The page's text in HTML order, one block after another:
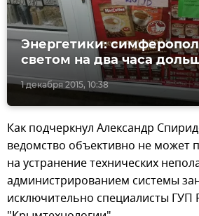
1 декабря 2015, 10:38
Энергетики:
светом на два часа
Как подчеркнул Александр
ведомство объективно не может
на устранение технических
администрированием системы
исключительно специалисты ГУП